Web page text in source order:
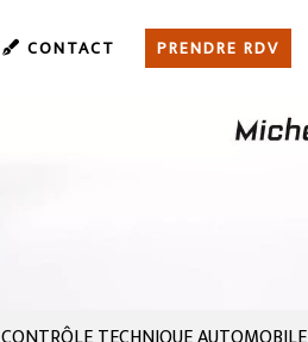
CONTACT PRENDRE RDV